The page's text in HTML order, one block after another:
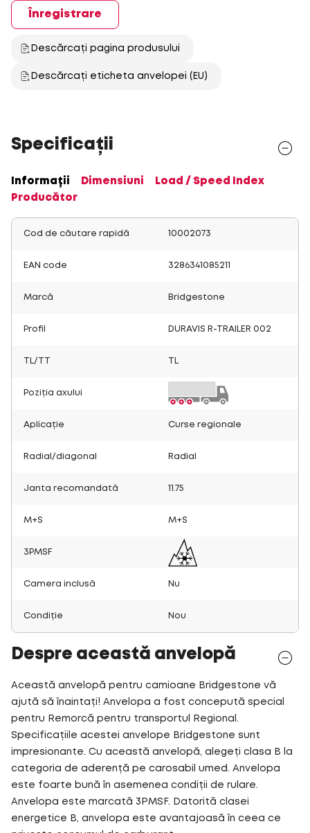
Înregistrare
Descărcați pagina produsului
Descărcați eticheta anvelopei (EU)
Specificații
Informații Dimensiuni
Load / Speed Index
Producător
Cod de căutare rapidă 10002073
EAN code 3286341085211
Marcă Bridgestone
Profil DURAVIS R-TRAILER 002
TL/TT
Poziția axului
Aplicație Curse regionale
Radial/diagonal Radial
Janta recomandată 11.75
M+S M+S
3PMSF
Camera inclusă Nu
Condiție Nou
Despre această anvelopă
Această anvelopă pentru camioane Bridgestone vă
ajută să înaintați! Anvelopa a fost concepută special
pentru Remorcă pentru transportul Regional.
Specificațiile acestei anvelope Bridgestone sunt
impresionante. Cu această anvelopă, alegeți clasa B la
categoria de aderență pe carosabil umed. Anvelopa
este foarte bună în asemenea condiții de rulare.
Anvelopa este marcată 3PMSF. Datorită clasei
energetice B, anvelopa este avantajoasă în ceea ce